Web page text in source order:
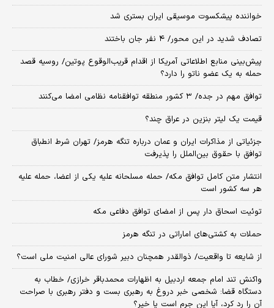
خواننده پیشکسوت موسیقی ایران بستری شد
تصادف شدید در این محور/ ۴ نفر جان باختند
پیش‌بینی منابع اطلاعاتی آمریکا از اقدام قریب‌الوقوع پوتین/ روسیه قصد
حمله به یک عضو ناتو را دارد؟
توافق مهم در جده/ ۳ کشور منطقه توافقنامه نظامی امضا می‌کنند
قیمت یک لیتر بنزین در عراق چند؟
جزئیاتی از مذاکرات ایران و عمان درباره تنگه هرمز/ تهران شرط انطباق
توافق با حقوق بین‌الملل را پذیرفت
انتشار متن کامل توافق مکه/ حمله مسلحانه علیه یکی از اعضا، حمله علیه
هر سه کشور است
توئیت اسحاق دار پس از امضای توافق دفاعی مکه
حملات به کشتی‌های اماراتی در تنگه هرمز
از شایعه تا واقعیت/ ذوالقدر همچنان دبیر شورای ‌عالی امنیت ملی است؟
واکنش تند امام جمعه اردبیل به اظهارات محمدباقر خرازی/ خطاب به
دستگاه قضا: شخصی خبر دروغ به رهبری بست و دفتر رهبری با صراحت
آن را رد کرد، آیا این جرم است یا خیر؟